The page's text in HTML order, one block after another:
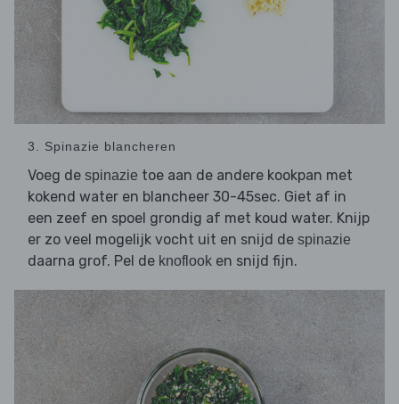
3. Spinazie blancheren
Voeg de spinazie toe aan de andere kookpan met
kokend water en blancheer 30-45sec. Giet af in
een zeef en spoel grondig af met koud water. Knijp
er zo veel mogelijk vocht uit en snijd de spinazie
daarna grof. Pel de knoflook en snijd fijn.